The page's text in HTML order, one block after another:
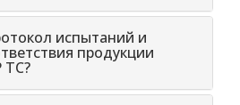
испытаний и
продукции
ТС?